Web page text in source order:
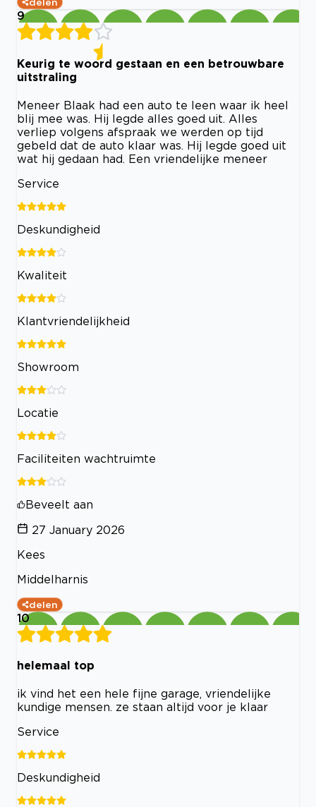
delen
9
Keurig te woord gestaan en een betrouwbare
uitstraling
Meneer Blaak had een auto te leen waar ik heel
blij mee was. Hij legde alles goed uit. Alles
verliep volgens afspraak we werden op tijd
gebeld dat de auto klaar was. Hij legde goed uit
wat hij gedaan had. Een vriendelijke meneer
Service
Deskundigheid
Kwaliteit
Klantvriendelijkheid
Showroom
Locatie
Faciliteiten wachtruimte
Beveelt aan
27 January 2026
Kees
Middelharnis
delen
10
helemaal top
ik vind het een hele fijne garage, vriendelijke
kundige mensen. ze staan altijd voor je klaar
Service
Deskundigheid